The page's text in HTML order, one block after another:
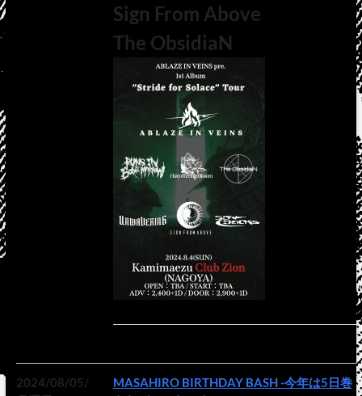
Sign From Above
The ObsidiaN
2024/08/05/
MASAHIRO BIRTHDAY BASH -今年は5日巻